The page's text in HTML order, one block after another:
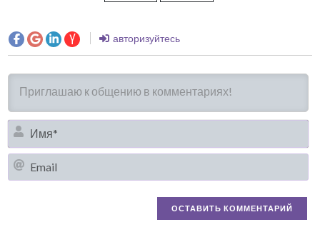
авторизуйтесь